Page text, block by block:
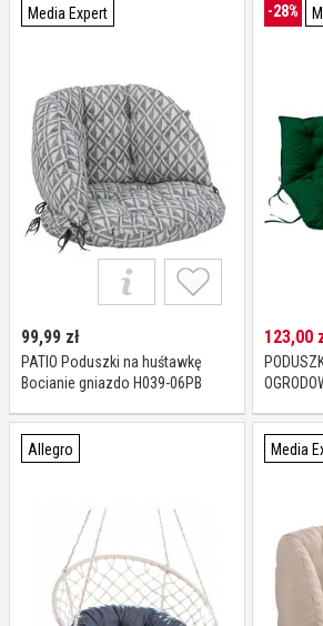
pikowana, E002-03BB, 184 cm
Media Expert
99,99 zł
PATIO Poduszki na huśtawkę
Bocianie gniazdo H039-06PB
-28%
123,00
Allegro Media